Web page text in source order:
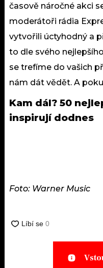
časově náročné akci
moderátoři rádia
vytvořili úctyhodný a
to dle svého
se trefíme do vašich
nám dát vědět. A
Kam dál? 50
inspirují dodnes
Foto: Warner Music